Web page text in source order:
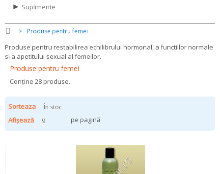
► Suplimente
> Produse pentru femei
Produse pentru restabilirea echilibrului hormonal, a functiilor normale
si a apetitului sexual al femeilor.
Produse pentru femei
Conține 28 produse.
Sorteaza În stoc
Afișează 9 pe pagină